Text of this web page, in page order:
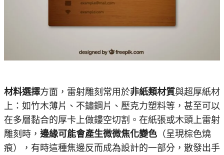
材料選擇方面，雷射雕刻常用於非紙類材質與超厚紙材
上：如竹木薄片、不鏽鋼片、壓克力塑料等，甚至可以
在多層黏合的厚卡上做鏤空切割​。在紙張或木頭上雷射
雕刻時， 邊緣可能會產生微微焦化變色 （呈現棕色燒
痕），有時這種焦邊反而成為設計的一部分，散發出手